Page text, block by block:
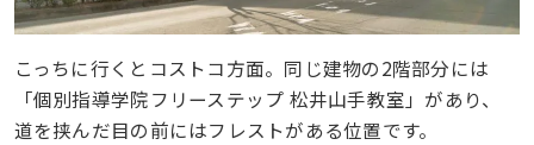
こっちに行くとコストコ方面。同じ建物の2階部分には
「個別指導学院フリーステップ 松井山手教室」があり、
道を挟んだ目の前にはフレストがある位置です。